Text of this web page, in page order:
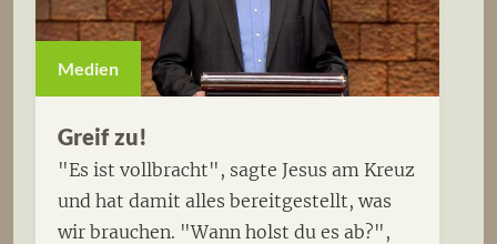
Medien
Greif zu!
"Es ist vollbracht", sagte Jesus am Kreuz
und hat damit alles bereitgestellt, was
wir brauchen. "Wann holst du es ab?",